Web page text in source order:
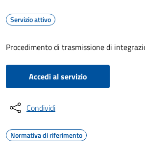
Servizio attivo
Procedimento di trasmissione di
Accedi al servizio
Condividi
Normativa di riferimento